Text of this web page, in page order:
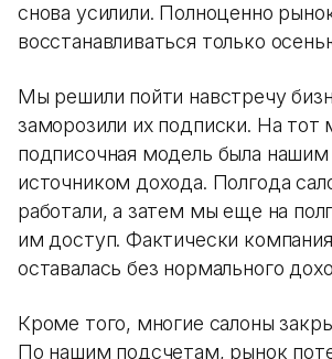
снова усилили. Полноценно
восстанавливаться только
Мы решили пойти навстречу
заморозили их подписки. На тот
подписочная модель была
источником дохода. Полгода
работали, а затем мы еще на
им доступ. Фактически
оставалась без нормального
Кроме того, многие салоны
По нашим подсчетам, рынок